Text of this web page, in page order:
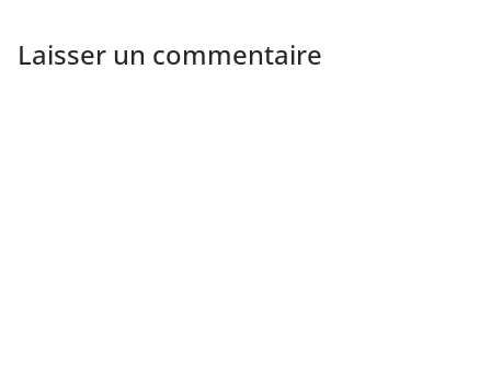
Laisser un commentaire